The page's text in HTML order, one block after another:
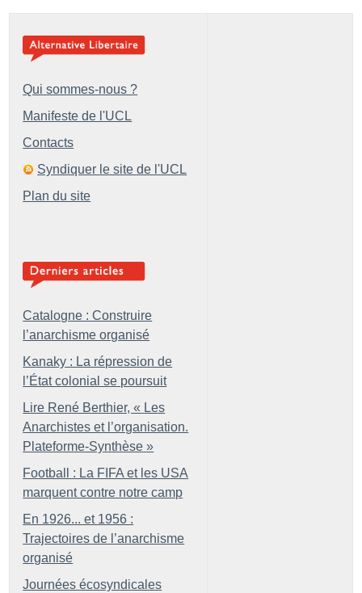
Qui sommes-nous ?
Manifeste de l'UCL
Contacts
Syndiquer le site de l'UCL
Plan du site
Catalogne : Construire
l’anarchisme organisé
Kanaky : La répression de
l’État colonial se poursuit
Lire René Berthier, « Les
Anarchistes et l’organisation.
Plateforme-Synthèse »
Football : La FIFA et les USA
marquent contre notre camp
En 1926... et 1956 :
Trajectoires de l’anarchisme
organisé
Journées écosyndicales